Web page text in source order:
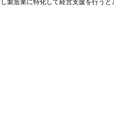
製造業に特化して経営支援を行う